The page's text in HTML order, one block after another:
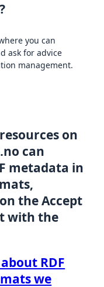
you can
ask for advice
management.
on
can
metadata in
the Accept
with the
RDF
we